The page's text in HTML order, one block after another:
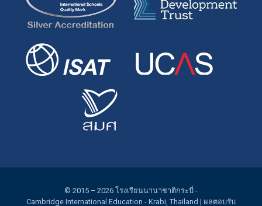
© 2015 – 2026 โรงเรียนนานาชาติกระบี่ -
Cambridge International Education - Krabi, Thailand | ผลตอบรับ